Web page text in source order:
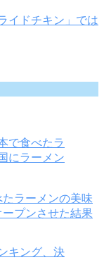
イドチキン」では
たラーメンの美味
プンさせた結果